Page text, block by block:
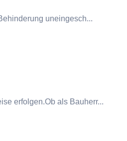
uneingesch...
erfolgen.Ob als Bauherr...